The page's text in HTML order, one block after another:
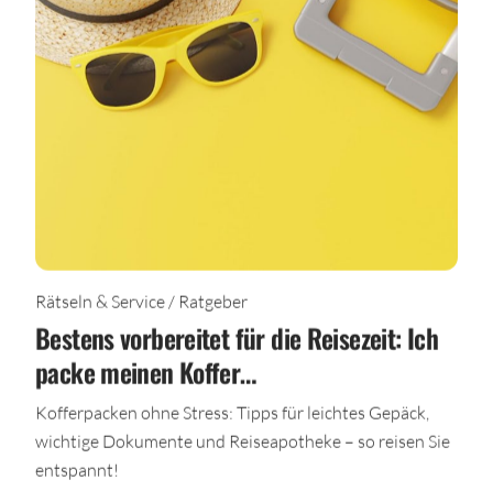
Rätseln & Service / Ratgeber
Bestens vorbereitet für die Reisezeit: Ich
packe meinen Koffer…
Kofferpacken ohne Stress: Tipps für leichtes Gepäck,
wichtige Dokumente und Reiseapotheke – so reisen Sie
entspannt!